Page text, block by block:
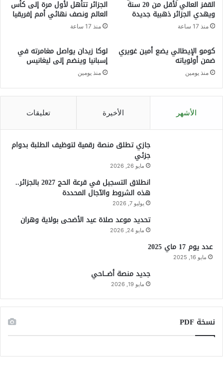
القفز العالي لأقل من 20 سنة
ويهدي الجزائر ذهبية جديدة
منذ 17 ساعة
الجزائر تتأهل لأول مرة إلى كأس
العالم ونصف نهائي أمم إفريقيا
منذ 17 ساعة
كومو الإيطالي يضع أمين غويري
ضمن أولوياته
منذ يومين
لوكا زيدان يواصل مغامرته في
إسبانيا وينضم إلى ليغانيس
منذ يومين
الأشهر الأخيرة تعليقات
جازي تطلق منصة رقمية لتوظيف الطلبة بدوام
جزئي
مايو 26, 2026
انطلاق التسجيل في قرعة الحج 2027 بالجزائر..
هذه الشروط والآجال المحددة
يوليو 7, 2026
تحديد موعد صلاة عيد الأضحى بولاية وهران
مايو 24, 2026
عدد يوم 17 ماي 2025
مايو 16, 2025
جديد منصة أضـــاحي
مايو 19, 2026
نسخة PDF